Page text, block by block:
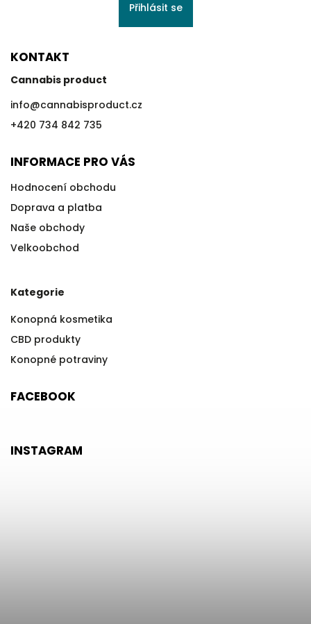
Přihlásit se
KONTAKT
Cannabis product
info@cannabisproduct.cz
+420 734 842 735
INFORMACE PRO VÁS
Hodnocení obchodu
Doprava a platba
Naše obchody
Velkoobchod
Kategorie
Konopná kosmetika
CBD produkty
Konopné potraviny
FACEBOOK
INSTAGRAM